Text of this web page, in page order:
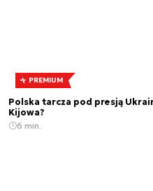
PREMIUM
Polska tarcza pod presją
Kijowa?
6 min.